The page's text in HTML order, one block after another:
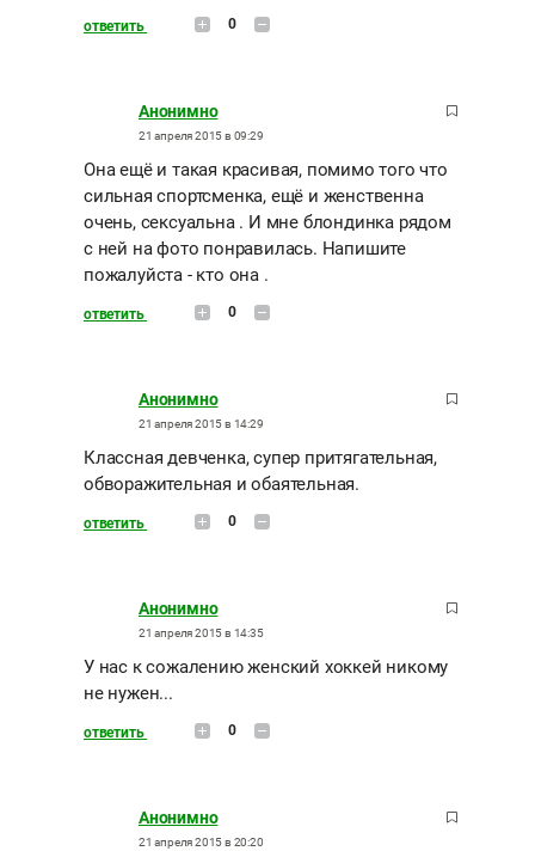
ответить 0
Анонимно
21 апреля 2015 в 09:29
Она ещё и такая красивая, помимо того что
сильная спортсменка, ещё и женственна
очень, сексуальна . И мне блондинка рядом
с ней на фото понравилась. Напишите
пожалуйста - кто она .
ответить 0
Анонимно
21 апреля 2015 в 14:29
Классная девченка, супер притягательная,
обворажительная и обаятельная.
ответить 0
Анонимно
21 апреля 2015 в 14:35
У нас к сожалению женский хоккей никому
не нужен...
ответить 0
Анонимно
21 апреля 2015 в 20:20